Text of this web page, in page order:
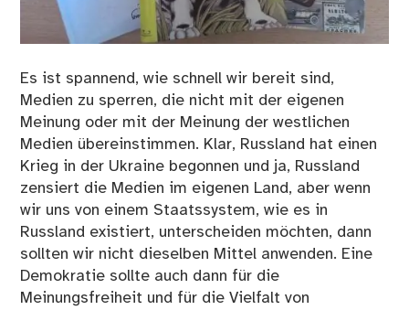
Es ist spannend, wie schnell wir bereit sind,
Medien zu sperren, die nicht mit der eigenen
Meinung oder mit der Meinung der westlichen
Medien übereinstimmen. Klar, Russland hat einen
Krieg in der Ukraine begonnen und ja, Russland
zensiert die Medien im eigenen Land, aber wenn
wir uns von einem Staatssystem, wie es in
Russland existiert, unterscheiden möchten, dann
sollten wir nicht dieselben Mittel anwenden. Eine
Demokratie sollte auch dann für die
Meinungsfreiheit und für die Vielfalt von